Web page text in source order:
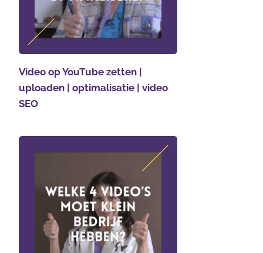
Video op YouTube zetten |
uploaden | optimalisatie | video
SEO